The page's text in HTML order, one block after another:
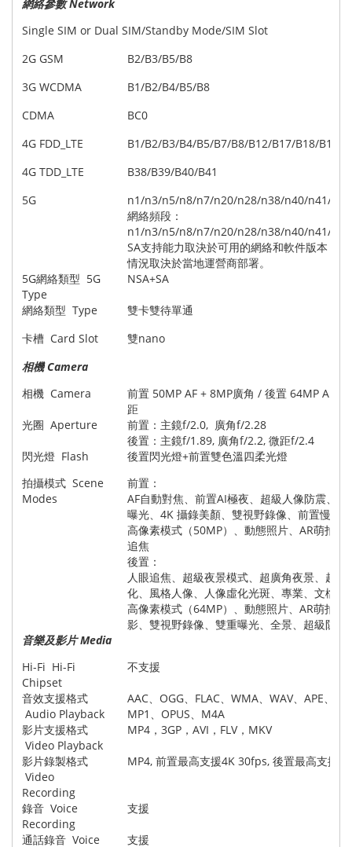
網絡參數 Network
Single SIM or Dual SIM/Standby Mode/SIM Slot
2G GSM
B2/B3/B5/B8
3G WCDMA
B1/B2/B4/B5/B8
CDMA
BC0
4G FDD_LTE
B1/B2/B3/B4/B5/B7/B8/B12/B17/B18/B19/
4G TDD_LTE
B38/B39/B40/B41
5G
n1/n3/n5/n8/n7/n20/n28/n38/n40/n41/
網絡頻段：
n1/n3/n5/n8/n7/n20/n28/n38/n40/n41/
SA支持能力取決於可用的網絡和軟件版本，
情況取決於當地運營商部署。
5G網絡類型 5G
Type
NSA+SA
網絡類型 Type
雙卡雙待單通
卡槽 Card Slot
雙nano
相機 Camera
相機 Camera
前置 50MP AF + 8MP廣角 / 後置 64MP AF
距
光圈 Aperture
前置：主鏡f/2.0, 廣角f/2.28
後置：主鏡f/1.89, 廣角f/2.2, 微距f/2.4
閃光燈 Flash
後置閃光燈+前置雙色溫四柔光燈
拍攝模式 Scene
Modes
前置：
AF自動對焦、前置AI極夜、超級人像防震、
曝光、4K 攝錄美顏、雙視野錄像、前置慢動
高像素模式（50MP）、動態照片、AR萌拍、
追焦
後置：
人眼追焦、超級夜景模式、超廣角夜景、超級
化、風格人像、人像虛化光斑、專業、文檔矯
高像素模式（64MP）、動態照片、AR萌拍、
影、雙視野錄像、雙重曝光、全景、超級防震
音樂及影片 Media
Hi-Fi Hi-Fi
Chipset
不支援
音效支援格式
Audio Playback
AAC、OGG、FLAC、WMA、WAV、APE、
MP1、OPUS、M4A
影片支援格式
Video Playback
MP4，3GP，AVI，FLV，MKV
影片錄製格式
Video
Recording
MP4, 前置最高支援4K 30fps, 後置最高支援
錄音 Voice
Recording
支援
通話錄音 Voice 支援